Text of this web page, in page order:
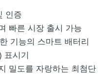
인증
빠른 시장 출시 가능
기능의 스마트 배터리
표시기
밀도를 자랑하는 최첨단